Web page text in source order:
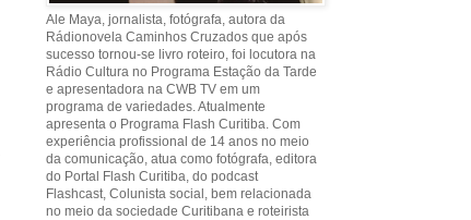
Ale Maya, jornalista, fotógrafa, autora da
Rádionovela Caminhos Cruzados que após
sucesso tornou-se livro roteiro, foi locutora na
Rádio Cultura no Programa Estação da Tarde
e apresentadora na CWB TV em um
programa de variedades. Atualmente
apresenta o Programa Flash Curitiba. Com
experiência profissional de 14 anos no meio
da comunicação, atua como fotógrafa, editora
do Portal Flash Curitiba, do podcast
Flashcast, Colunista social, bem relacionada
no meio da sociedade Curitibana e roteirista